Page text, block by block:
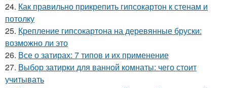
24. Как правильно прикрепить гипсокартон к стенам и
потолку
25. Крепление гипсокартона на деревянные бруски:
возможно ли это
26. Все о затирах: 7 типов и их применение
27. Выбор затирки для ванной комнаты: чего стоит
учитывать